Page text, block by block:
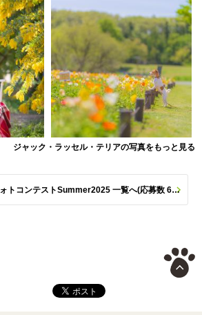
ジャック・ラッセル・テリアの写真をもっと見る
イヌトミィ モデル犬フォトコンテストSummer2025 一覧へ(応募数 651枚)